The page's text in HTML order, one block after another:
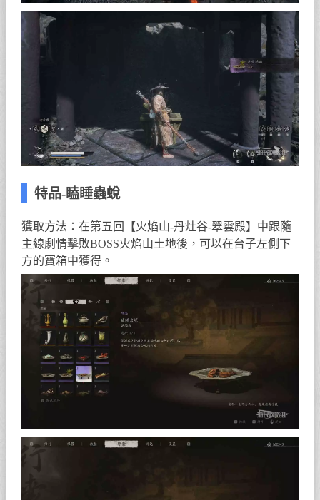
特品-瞌睡蟲蛻
獲取方法：在第五回【火焰山-丹灶谷-翠雲殿】中跟隨
主線劇情擊敗BOSS火焰山土地後，可以在台子左側下
方的寶箱中獲得。